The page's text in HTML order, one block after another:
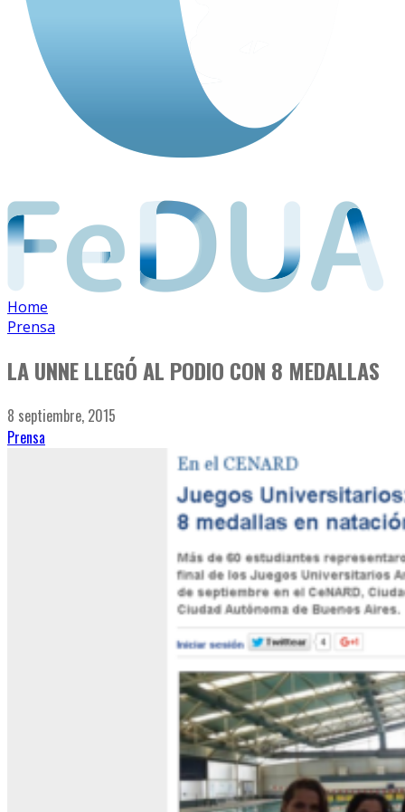
Home
Prensa
LA UNNE LLEGÓ AL PODIO CON 8 MEDALLAS
8 septiembre, 2015
Prensa